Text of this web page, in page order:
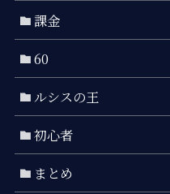
課金
60
ルシスの王
初心者
まとめ